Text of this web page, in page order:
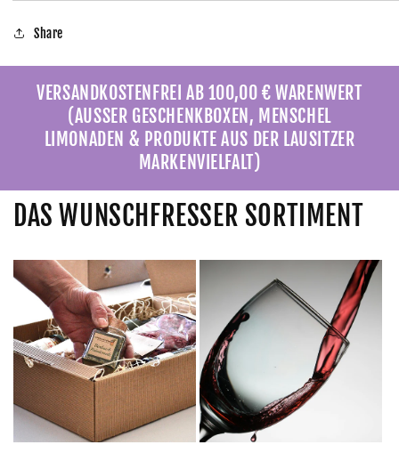
Share
VERSANDKOSTENFREI AB 100,00 € WARENWERT
(AUSSER GESCHENKBOXEN, MENSCHEL
LIMONADEN & PRODUKTE AUS DER LAUSITZER
MARKENVIELFALT)
DAS WUNSCHFRESSER SORTIMENT